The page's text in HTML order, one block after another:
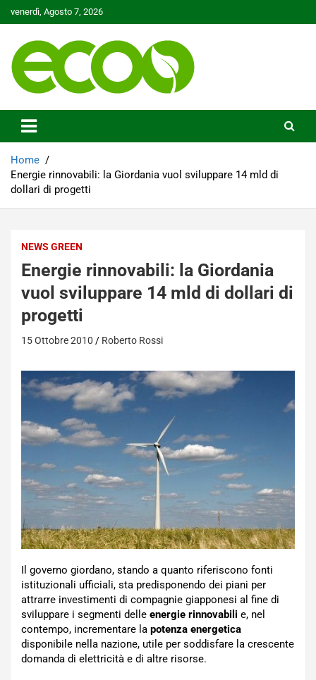
to
venerdì, Agosto 7, 2026
Ecoo.it
Home
Energie rinnovabili: la Giordania vuol sviluppare 14 mld di
dollari di progetti
NEWS GREEN
Energie rinnovabili: la Giordania
vuol sviluppare 14 mld di dollari di
progetti
15 Ottobre 2010 Roberto Rossi
Il governo giordano, stando a quanto riferiscono fonti
istituzionali ufficiali, sta predisponendo dei piani per
attrarre investimenti di compagnie giapponesi al fine di
sviluppare i segmenti delle energie rinnovabili e, nel
contempo, incrementare la potenza energetica
disponibile nella nazione, utile per soddisfare la crescente
domanda di elettricità e di altre risorse.